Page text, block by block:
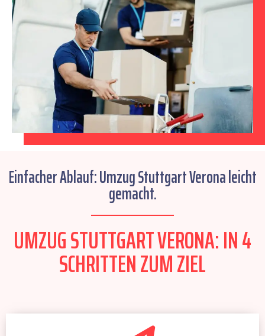
Einfacher Ablauf: Umzug Stuttgart Verona leicht
gemacht.
UMZUG STUTTGART VERONA: IN 4
SCHRITTEN ZUM ZIEL